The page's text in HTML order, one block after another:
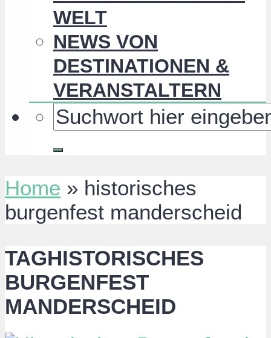
WELT
NEWS VON
DESTINATIONEN &
VERANSTALTERN
Home » historisches
burgenfest manderscheid
TAGHISTORISCHES
BURGENFEST
MANDERSCHEID